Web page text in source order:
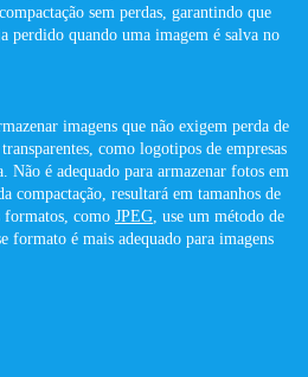
sem perdas, garantindo que
perdido quando uma imagem é salva no
imagens que não exigem perda de
como logotipos de empresas
Não é adequado para armazenar fotos em
compactação, resultará em tamanhos de
como JPEG, use um método de
formato é mais adequado para imagens